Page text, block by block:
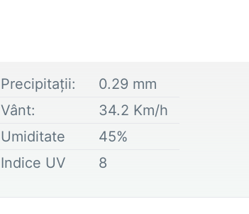
Precipitații: 0.29 mm
Vânt:
34.2 Km/h
Umiditate
45%
Indice UV
8